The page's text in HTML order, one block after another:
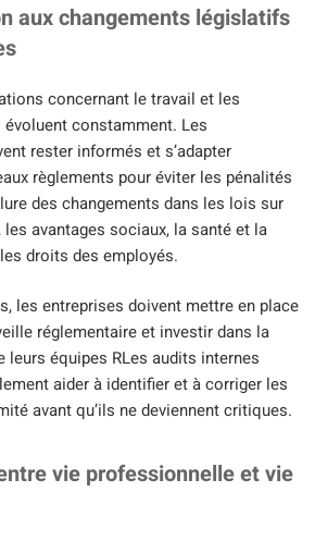
aux changements législatifs
concernant le travail et les
constamment. Les
rester informés et s’adapter
règlements pour éviter les pénalités
des changements dans les lois sur
avantages sociaux, la santé et la
droits des employés.
les entreprises doivent mettre en place
réglementaire et investir dans la
équipes RLes audits internes
aider à identifier et à corriger les
avant qu’ils ne deviennent critiques.
vie professionnelle et vie